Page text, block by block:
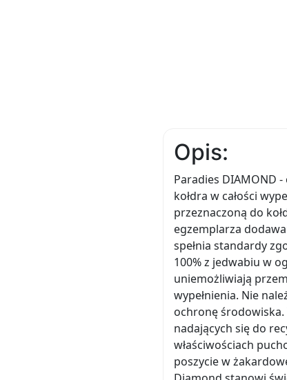
Opis:
Paradies DIAMOND
kołdra w całości
przeznaczoną do
egzemplarza
spełnia standardy
100% z jedwabiu w
uniemożliwiają
wypełnienia. Nie
ochronę
nadających się do
właściwościach
poszycie w